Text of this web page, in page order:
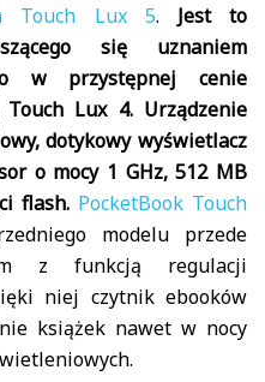
Touch Lux 5. Jest to
się uznaniem
w przystępnej cenie
Lux 4. Urządzenie
dotykowy wyświetlacz
o mocy 1 GHz, 512 MB
flash. PocketBook Touch
modelu przede
z funkcją regulacji
niej czytnik ebooków
książek nawet w nocy